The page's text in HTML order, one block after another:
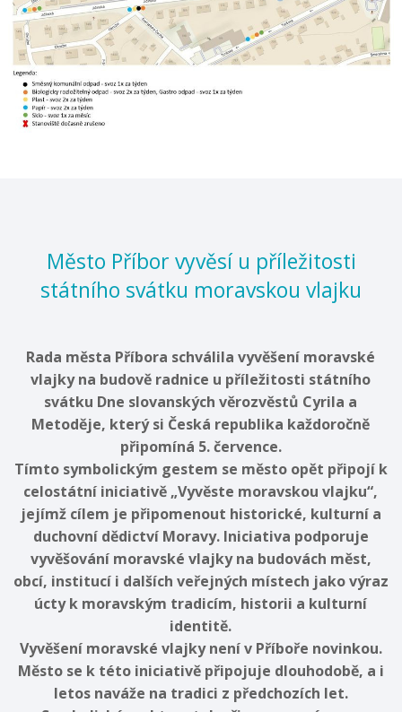
Město Příbor vyvěsí u příležitosti
státního svátku moravskou vlajku
Rada města Příbora schválila vyvěšení moravské
vlajky na budově radnice u příležitosti státního
svátku Dne slovanských věrozvěstů Cyrila a
Metoděje, který si Česká republika každoročně
připomíná 5. července.
Tímto symbolickým gestem se město opět připojí k
celostátní iniciativě „Vyvěste moravskou vlajku“,
jejímž cílem je připomenout historické, kulturní a
duchovní dědictví Moravy. Iniciativa podporuje
vyvěšování moravské vlajky na budovách měst,
obcí, institucí i dalších veřejných místech jako výraz
úcty k moravským tradicím, historii a kulturní
identitě.
Vyvěšení moravské vlajky není v Příboře novinkou.
Město se k této iniciativě připojuje dlouhodobě, a i
letos naváže na tradici z předchozích let.